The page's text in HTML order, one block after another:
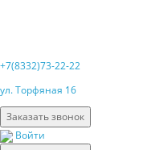
+7(8332)73-22-22
ул. Торфяная 16
Заказать звонок
Войти